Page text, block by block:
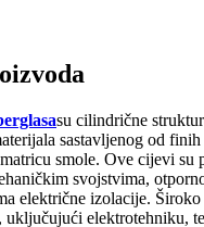
su cilindrične
sastavljenog od
smole. Ove cijevi su
svojstvima,
električne izolacije.
uključujući elektrotehniku,